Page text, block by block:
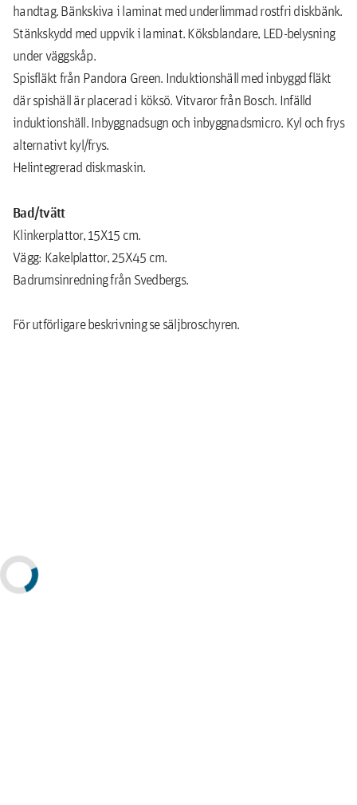
handtag. Bänkskiva i laminat med underlimmad rostfri diskbänk.
Stänkskydd med uppvik i laminat. Köksblandare, LED-belysning
under väggskåp.
Spisfläkt från Pandora Green. Induktionshäll med inbyggd fläkt
där spishäll är placerad i köksö. Vitvaror från Bosch. Infälld
induktionshäll. Inbyggnadsugn och inbyggnadsmicro. Kyl och frys
alternativt kyl/frys.
Helintegrerad diskmaskin.
Bad/tvätt
Klinkerplattor, 15X15 cm.
Vägg: Kakelplattor, 25X45 cm.
Badrumsinredning från Svedbergs.
För utförligare beskrivning se säljbroschyren.